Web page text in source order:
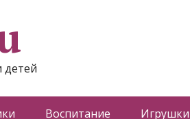
детей
Воспитание Игрушки